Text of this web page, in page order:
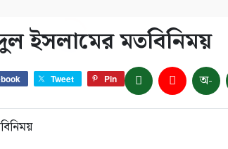
ইসলামের মতবিনিময়
Tweet Pin অ-